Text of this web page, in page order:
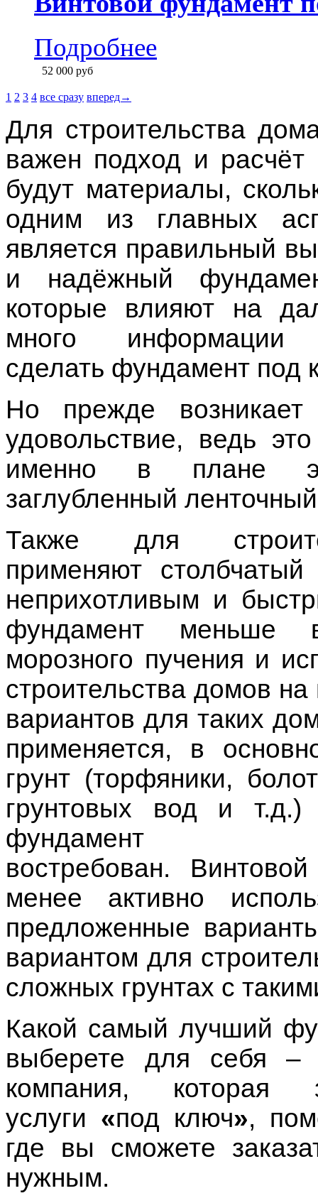
Подробнее
52 000 руб
1 2 3 4 все сразу вперед→
Для строительства
важен подход и
будут материалы,
одним из главных
является правильный
и надёжный
которые влияют на
много
сделать фундамент под
Но прежде
удовольствие, ведь
именно в плане
заглубленный ленточный
Также для
применяют столбчатый
неприхотливым и
фундамент меньше
морозного пучения и
строительства домов
вариантов для таких
применяется, в
грунт (торфяники,
грунтовых вод и
востребован.
менее активно
предложенные
вариантом для
сложных грунтах с
Какой самыйлучший
выберете для себя
компания, которая
услуги «под ключ»,
где вы сможете
нужным.